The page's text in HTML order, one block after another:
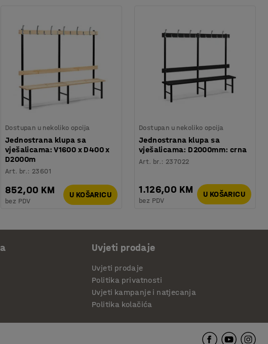
Dostupan u nekoliko opcija
Jednostrana klupa sa
vješalicama: V1600 x D400 x
D2000m
Art. br.: 23601
852,00 KM
bez PDV
U KOŠARICU
Dostupan u nekoliko opcija
Jednostrana klupa sa
vješalicama: D2000mm: crna
Art. br.: 237022
1.126,00 KM
bez PDV
U KOŠARICU
Uvjeti prodaje
Uvjeti prodaje
Politika privatnosti
Uvjeti kampanje i natjecanja
Politika kolačića